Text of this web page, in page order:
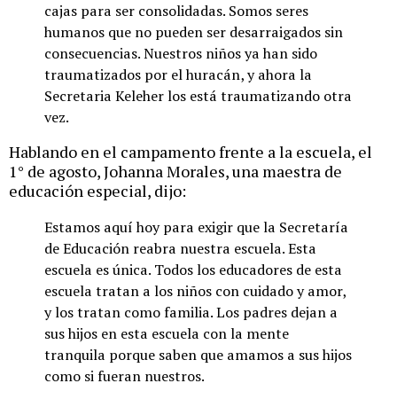
cajas para ser consolidadas. Somos seres
humanos que no pueden ser desarraigados sin
consecuencias. Nuestros niños ya han sido
traumatizados por el huracán, y ahora la
Secretaria Keleher los está traumatizando otra
vez.
Hablando en el campamento frente a la escuela, el
1° de agosto, Johanna Morales, una maestra de
educación especial, dijo:
Estamos aquí hoy para exigir que la Secretaría
de Educación reabra nuestra escuela. Esta
escuela es única. Todos los educadores de esta
escuela tratan a los niños con cuidado y amor,
y los tratan como familia. Los padres dejan a
sus hijos en esta escuela con la mente
tranquila porque saben que amamos a sus hijos
como si fueran nuestros.